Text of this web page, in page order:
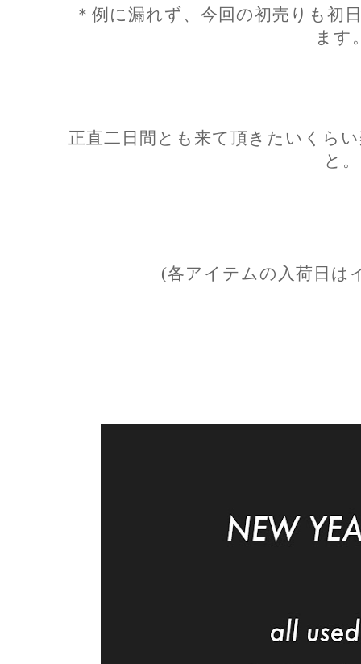
＊例に漏れず、今回の初売りも初
ます
正直二日間とも来て頂きたいくら
と。
(各アイテムの入荷日は